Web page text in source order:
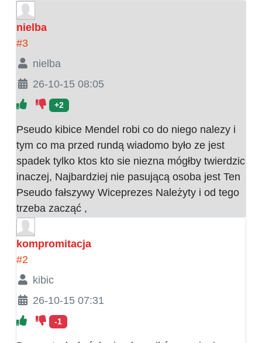
nielba
#3
nielba
26-10-15 08:05
+2
Pseudo kibice Mendel robi co do niego nalezy i
tym co ma przed rundą wiadomo było ze jest
spadek tylko ktos kto sie niezna mógłby twierdzic
inaczej, Najbardziej nie pasującą osoba jest Ten
Pseudo fałszywy Wiceprezes Należyty i od tego
trzeba zacząć ,
kompromitacja
#2
kibic
26-10-15 07:31
-1